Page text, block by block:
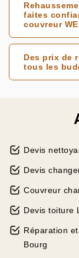
faites
couvreur
Des prix de
tous les
Devis
Devis
Couvreur
Devis toiture
Réparation
Bourg